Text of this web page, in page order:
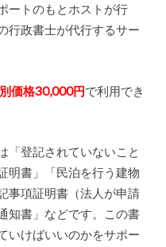
ートのもとホストが行
行政書士が代行するサー
価格30,000円で利用でき
「登記されていないこと
明書」「民泊を行う建物
事項証明書（法人が申請
知書」などです。この書
いけばいいのかをサポー